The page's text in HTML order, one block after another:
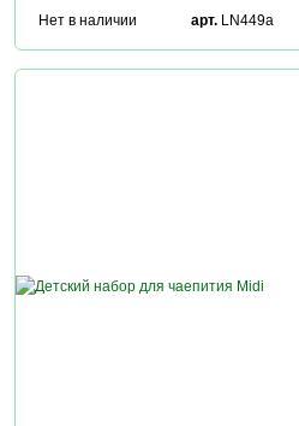
Нет в наличии арт.LN449a